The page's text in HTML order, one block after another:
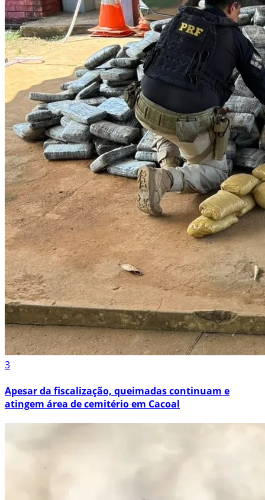
3
Apesar da fiscalização, queimadas continuam e
atingem área de cemitério em Cacoal